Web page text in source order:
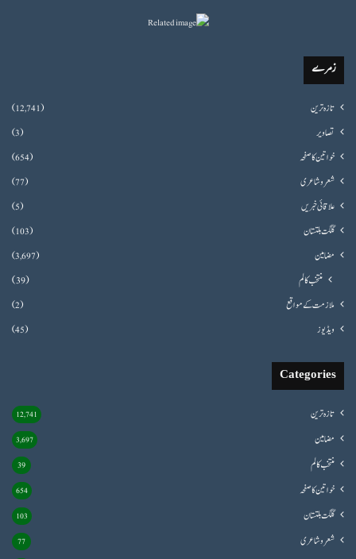
زمرے
تازہ ترین
(12,741)
تصاویر
(3)
خواتین کا صفحہ
(654)
شعروشاعری
(77)
علاقائی خبریں
(5)
گلگت بلتستان
(103)
مضامین
(3,697)
منتخب کالم (39)
ملازمت کے مواقع
(2)
ویڈیوز
(45)
Categories
تازہ ترین 12,741
مضامین 3,697
منتخب کالم 39
خواتین کا صفحہ 654
گلگت بلتستان 103
شعروشاعری 77